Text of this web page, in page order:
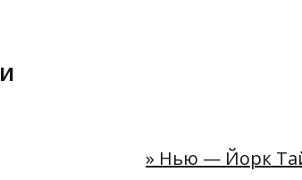
» Нью — Йорк